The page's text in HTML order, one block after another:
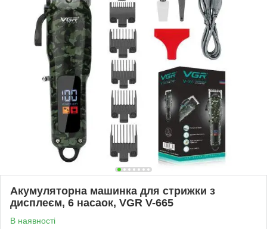
Акумуляторна машинка для стрижки з
дисплеєм, 6 насаок, VGR V-665
В наявності